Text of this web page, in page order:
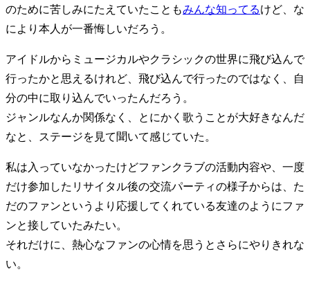
のために苦しみにたえていたこともみんな知ってるけど、な
により本人が一番悔しいだろう。
アイドルからミュージカルやクラシックの世界に飛び込んで
行ったかと思えるけれど、飛び込んで行ったのではなく、自
分の中に取り込んでいったんだろう。
ジャンルなんか関係なく、とにかく歌うことが大好きなんだ
なと、ステージを見て聞いて感じていた。
私は入っていなかったけどファンクラブの活動内容や、一度
だけ参加したリサイタル後の交流パーティの様子からは、た
だのファンというより応援してくれている友達のようにファ
ンと接していたみたい。
それだけに、熱心なファンの心情を思うとさらにやりきれな
い。